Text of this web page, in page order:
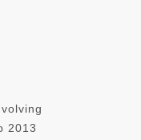
2013